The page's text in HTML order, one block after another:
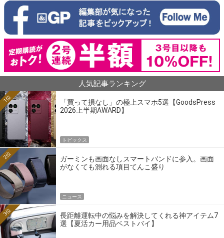
人気記事ランキング
「買って損なし」の極上スマホ5選【GoodsPress
2026上半期AWARD】
1位
トピックス
ガーミンも画面なしスマートバンドに参入。画面
がなくても測れる項目てんこ盛り
2位
ニュース
長距離運転中の悩みを解決してくれる神アイテム7
選【夏活カー用品ベストバイ】
3位